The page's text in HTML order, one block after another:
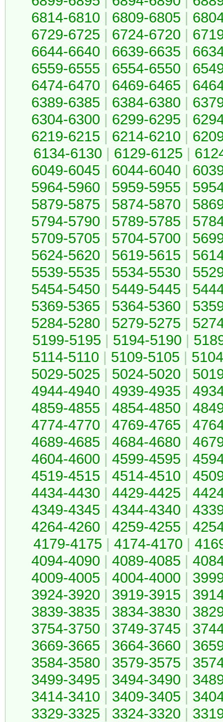
6814-6810 | 6809-6805 |
6729-6725 | 6724-6720 |
6644-6640 | 6639-6635 |
6559-6555 | 6554-6550 |
6474-6470 | 6469-6465 |
6389-6385 | 6384-6380 |
6304-6300 | 6299-6295 |
6219-6215 | 6214-6210 |
6134-6130 | 6129-6125 |
6049-6045 | 6044-6040 |
5964-5960 | 5959-5955 |
5879-5875 | 5874-5870 |
5794-5790 | 5789-5785 |
5709-5705 | 5704-5700 |
5624-5620 | 5619-5615 |
5539-5535 | 5534-5530 |
5454-5450 | 5449-5445 |
5369-5365 | 5364-5360 |
5284-5280 | 5279-5275 |
5199-5195 | 5194-5190 |
5114-5110 | 5109-5105 |
5029-5025 | 5024-5020 |
4944-4940 | 4939-4935 |
4859-4855 | 4854-4850 |
4774-4770 | 4769-4765 |
4689-4685 | 4684-4680 |
4604-4600 | 4599-4595 |
4519-4515 | 4514-4510 |
4434-4430 | 4429-4425 |
4349-4345 | 4344-4340 |
4264-4260 | 4259-4255 |
4179-4175 | 4174-4170 |
4094-4090 | 4089-4085 |
4009-4005 | 4004-4000 |
3924-3920 | 3919-3915 |
3839-3835 | 3834-3830 |
3754-3750 | 3749-3745 |
3669-3665 | 3664-3660 |
3584-3580 | 3579-3575 |
3499-3495 | 3494-3490 |
3414-3410 | 3409-3405 |
3329-3325 | 3324-3320 |